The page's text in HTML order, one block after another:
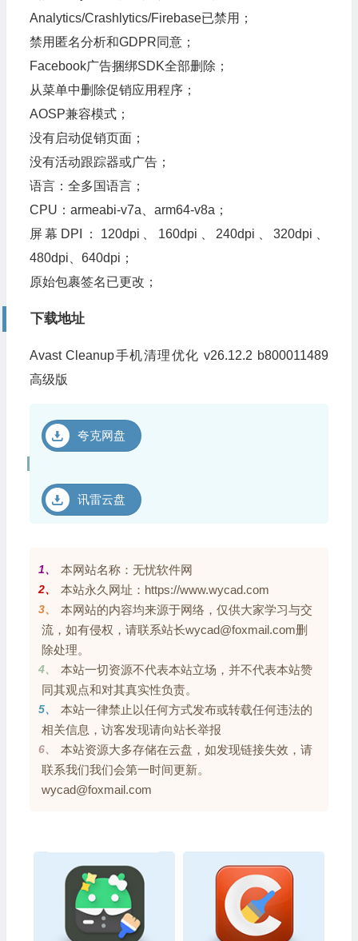
Analytics/Crashlytics/Firebase已禁用；
禁用匿名分析和GDPR同意；
Facebook广告捆绑SDK全部删除；
从菜单中删除促销应用程序；
AOSP兼容模式；
没有启动促销页面；
没有活动跟踪器或广告；
语言：全多国语言；
CPU：armeabi-v7a、arm64-v8a；
屏幕DPI：120dpi、160dpi、240dpi、320dpi、
480dpi、640dpi；
原始包裹签名已更改；
下载地址
Avast Cleanup手机清理优化 v26.12.2 b800011489
高级版
夸克网盘
讯雷云盘
1、 本网站名称：无忧软件网
2、 本站永久网址：https://www.wycad.com
3、
本网站的内容均来源于网络，仅供大家学习与交
流，如有侵权，请联系站长wycad@foxmail.com删
除处理。
4、
本站一切资源不代表本站立场，并不代表本站赞
同其观点和对其真实性负责。
5、
本站一律禁止以任何方式发布或转载任何违法的
相关信息，访客发现请向站长举报
6、
本站资源大多存储在云盘，如发现链接失效，请
联系我们我们会第一时间更新。
wycad@foxmail.com